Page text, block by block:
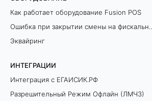
Как работает оборудование Fusion POS
Ошибка при закрытии смены на фискальном регистраторе
Эквайринг
ИНТЕГРАЦИИ
Интеграция с ЕГАИСИК.РФ
Разрешительный Режим Офлайн (ЛМЧЗ)